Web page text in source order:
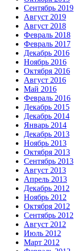
Сентябрь 2019
Август 2019
Август 2018
Февраль 2018
Февраль 2017
Декабрь 2016
Ноябрь 2016
Октября 2016
Август 2016
Май 2016
Февраль 2016
Декабрь 2015
Декабрь 2014
Январь 2014
Декабрь 2013
Ноябрь 2013
Октября 2013
Сентябрь 2013
Август 2013
Апрель 2013
Декабрь 2012
Ноябрь 2012
Октября 2012
Сентябрь 2012
Август 2012
Июль 2012
Март 2012